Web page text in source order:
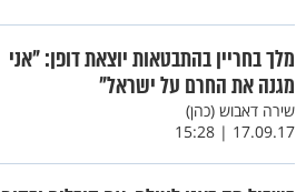
מלך בחריין בהתבטאות יוצאת דופן: "אני
מגנה את החרם על ישראל"
שירה דאבוש (כהן)
17.09.17 | 15:28